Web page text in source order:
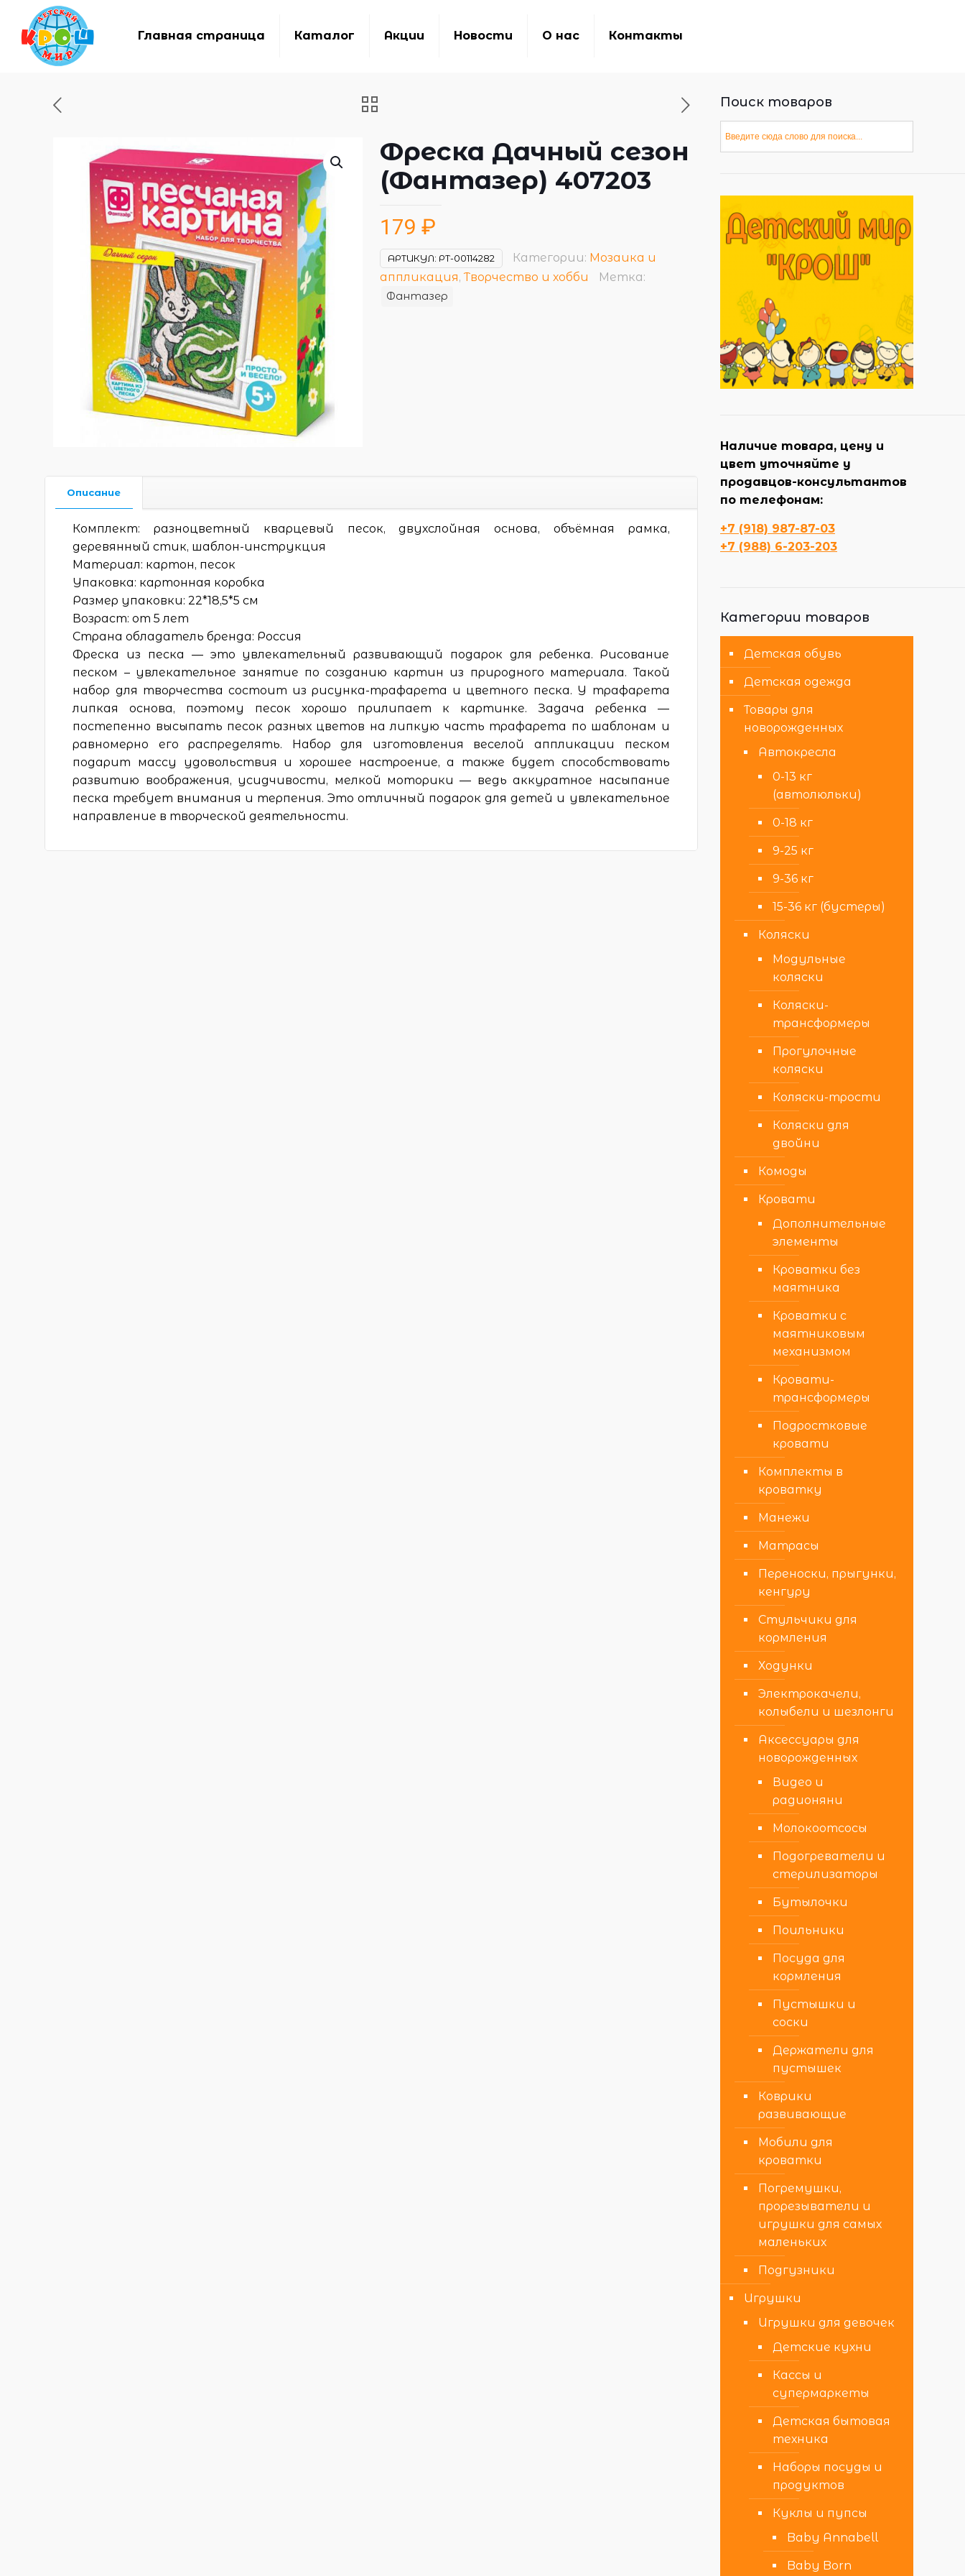
Главная страница Каталог Акции Новости О нас Контакты
Фреска Дачный сезон
(Фантазер) 407203
179 ₽
АРТИКУЛ: РТ-00114282 Категории: Мозаика и
аппликация, Творчество и хобби Метка:
Фантазер
Описание
Комплект: разноцветный кварцевый песок, двухслойная основа, объёмная рамка,
деревянный стик, шаблон-инструкция
Материал: картон, песок
Упаковка: картонная коробка
Размер упаковки: 22*18,5*5 см
Возраст: от 5 лет
Страна обладатель бренда: Россия
Фреска из песка — это увлекательный развивающий подарок для ребенка. Рисование
песком – увлекательное занятие по созданию картин из природного материала. Такой
набор для творчества состоит из рисунка-трафарета и цветного песка. У трафарета
липкая основа, поэтому песок хорошо прилипает к картинке. Задача ребенка —
постепенно высыпать песок разных цветов на липкую часть трафарета по шаблонам и
равномерно его распределять. Набор для изготовления веселой аппликации песком
подарит массу удовольствия и хорошее настроение, а также будет способствовать
развитию воображения, усидчивости, мелкой моторики — ведь аккуратное насыпание
песка требует внимания и терпения. Это отличный подарок для детей и увлекательное
направление в творческой деятельности.
Поиск товаров
Наличие товара, цену и
цвет уточняйте у
продавцов-консультантов
по телефонам:
+7 (918) 987-87-03
+7 (988) 6-203-203
Категории товаров
Детская обувь
Детская одежда
Товары для
новорожденных
Автокресла
0-13 кг
(автолюльки)
0-18 кг
9-25 кг
9-36 кг
15-36 кг (бустеры)
Коляски
Модульные
коляски
Коляски-
трансформеры
Прогулочные
коляски
Коляски-трости
Коляски для
двойни
Комоды
Кровати
Дополнительные
элементы
Кроватки без
маятника
Кроватки с
маятниковым
механизмом
Кровати-
трансформеры
Подростковые
кровати
Комплекты в
кроватку
Манежи
Матрасы
Переноски, прыгунки,
кенгуру
Стульчики для
кормления
Ходунки
Электрокачели,
колыбели и шезлонги
Аксессуары для
новорожденных
Видео и
радионяни
Молокоотсосы
Подогреватели и
стерилизаторы
Бутылочки
Поильники
Посуда для
кормления
Пустышки и
соски
Держатели для
пустышек
Коврики
развивающие
Мобили для
кроватки
Погремушки,
прорезыватели и
игрушки для самых
маленьких
Подгузники
Игрушки
Игрушки для девочек
Детские кухни
Кассы и
супермаркеты
Детская бытовая
техника
Наборы посуды и
продуктов
Куклы и пупсы
Baby Annabell
Baby Born